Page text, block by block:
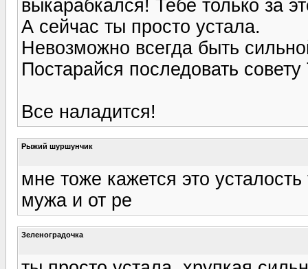
выкарабкался! Тебе только за
А сейчас ты просто устала.
Невозможно всегда быть
Постарайся последовать
Все наладится!
Рыжий шуршунчик
мне тоже кажется это
мужа и от ре
Зеленоградочка